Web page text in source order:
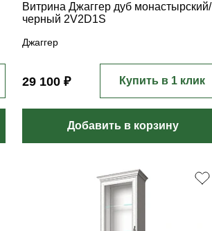
Витрина Джаггер дуб монастырский/
черный 2V2D1S
Джаггер
29 100 ₽ Купить в 1 клик
Добавить в корзину